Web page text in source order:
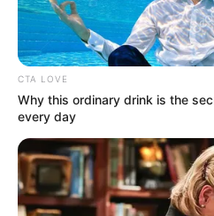
CTA LOVE
Why this ordinary drink is the
every day